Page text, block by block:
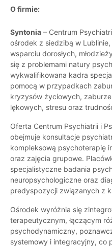
O firmie:
Syntonia – Centrum
ośrodek z siedzibą w
wsparciu dorosłych,
się z problemami natury
wykwalifikowana kadra
pomocą w przypadkach
kryzysów życiowych,
lękowych, stresu oraz
Oferta Centrum Psychiatrii i
obejmuje konsultacje
kompleksową psychoterapię
oraz zajęcia grupowe.
specjalistyczne badania
neuropsychologiczne oraz
predyspozycji związanych z
Ośrodek wyróżnia się
terapeutycznym, łączącym
psychodynamiczny,
systemowy i integracyjny, co